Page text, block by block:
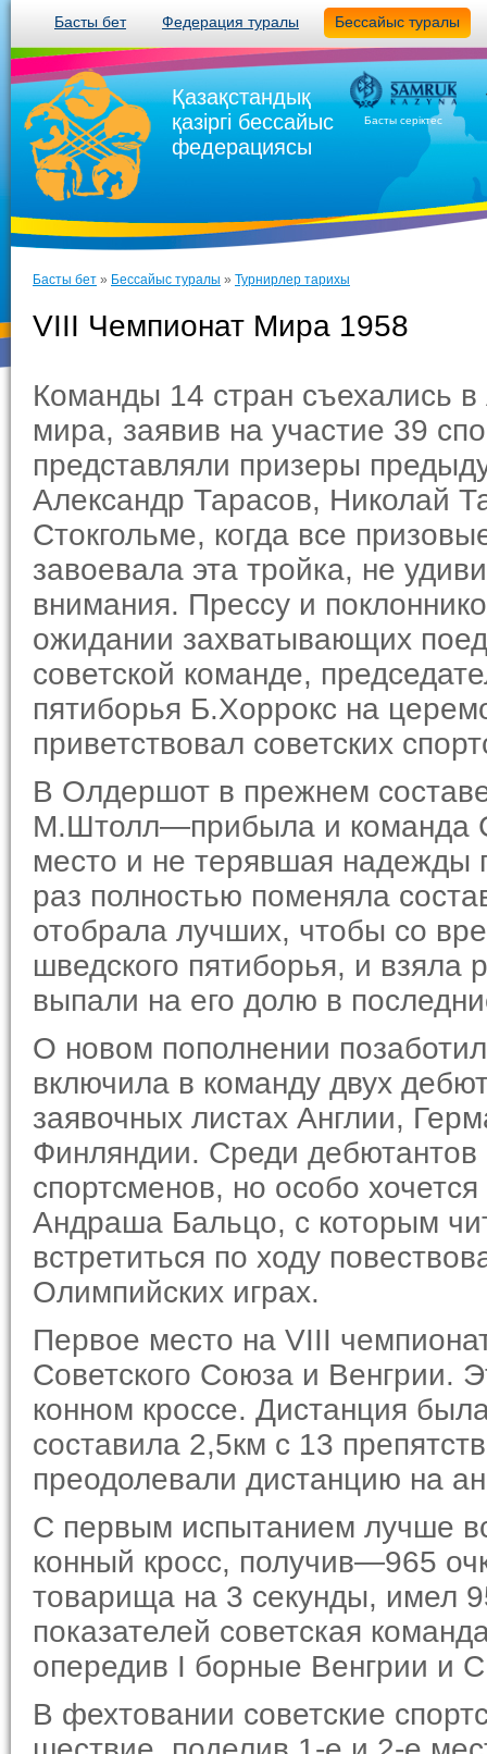
Басты бет Федерация туралы Бессайыс туралы
Қазақстандық
қазіргі бессайыс
федерациясы
Басты серіктес
Басты бет » Бессайыс туралы » Турнирлер тарихы
VIII Чемпионат Мира 1958
Команды 14 стран съехались
мира, заявив на участие 39
представляли призеры
Александр Тарасов, Николай
Стокгольме, когда все
завоевала эта тройка, не
внима­ния. Прессу и
ожидании захватывающих
советской команде,
пятиборья Б.Хоррокс на
приветствовал советских
В Олдершот в прежнем
М.Штолл—прибыла и команда
место и не терявшая наде­жды
раз полностью поменяла
ото­брала лучших, чтобы со
шведского пятиборья, и
выпали на его долю в
О новом пополнении
включила в команду двух
заявочных листах Англии,
Финляндии. Среди дебю­тантов
спортсменов, но осо­бо
Андраша Бальцо, с которым
встретиться по ходу
Олимпийских играх.
Первое место на VIII
Советского Союза и Венгрии.
конном кроссе. Дистанция
составила 2,5км с 13
преодолевали дистанцию на
С первым испытанием лучше
конный кросс, получив—965
товарища на 3 секунды, имел
показателей советская
опередив I борные Венгрии и
В фехтовании советские